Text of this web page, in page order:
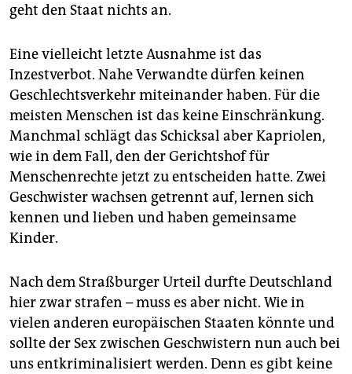
geht den Staat nichts an.
Eine vielleicht letzte Ausnahme ist das
Inzestverbot. Nahe Verwandte dürfen keinen
Geschlechtsverkehr miteinander haben. Für die
meisten Menschen ist das keine Einschränkung.
Manchmal schlägt das Schicksal aber Kapriolen,
wie in dem Fall, den der Gerichtshof für
Menschenrechte jetzt zu entscheiden hatte. Zwei
Geschwister wachsen getrennt auf, lernen sich
kennen und lieben und haben gemeinsame
Kinder.
Nach dem Straßburger Urteil durfte Deutschland
hier zwar strafen – muss es aber nicht. Wie in
vielen anderen europäischen Staaten könnte und
sollte der Sex zwischen Geschwistern nun auch bei
uns entkriminalisiert werden. Denn es gibt keine